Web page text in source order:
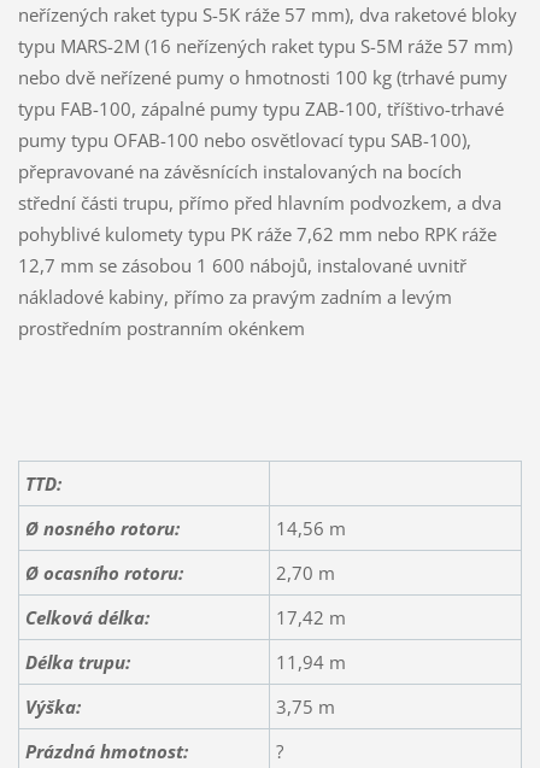
neřízených raket typu S-5K ráže 57 mm), dva raketové bloky
typu MARS-2M (16 neřízených raket typu S-5M ráže 57 mm)
nebo dvě neřízené pumy o hmotnosti 100 kg (trhavé pumy
typu FAB-100, zápalné pumy typu ZAB-100, tříštivo-trhavé
pumy typu OFAB-100 nebo osvětlovací typu SAB-100),
přepravované na závěsnících instalovaných na bocích
střední části trupu, přímo před hlavním podvozkem, a dva
pohyblivé kulomety typu PK ráže 7,62 mm nebo RPK ráže
12,7 mm se zásobou 1 600 nábojů, instalované uvnitř
nákladové kabiny, přímo za pravým zadním a levým
prostředním postranním okénkem
TTD:
Ø nosného rotoru:
14,56 m
Ø ocasního rotoru:
2,70 m
Celková délka:
17,42 m
Délka trupu:
11,94 m
Výška:
3,75 m
Prázdná hmotnost:
?